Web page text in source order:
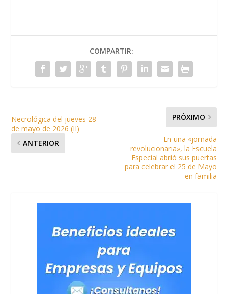
COMPARTIR:
Necrológica del jueves 28
de mayo de 2026 (II)
ANTERIOR
PRÓXIMO
En una «jornada
revolucionaria», la Escuela
Especial abrió sus puertas
para celebrar el 25 de Mayo
en familia